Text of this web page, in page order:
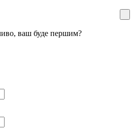
ваш буде першим?